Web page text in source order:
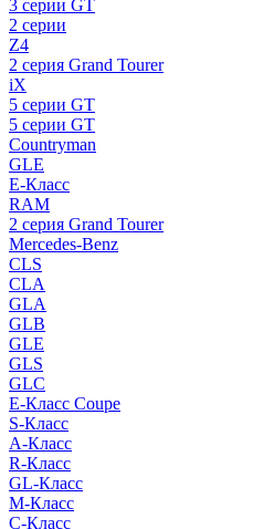
3 серии GT
2 серии
Z4
2 серия Grand Tourer
iX
5 серии GT
5 серии GT
Countryman
GLE
E-Класс
RAM
2 серия Grand Tourer
Mercedes-Benz
CLS
CLA
GLA
GLB
GLE
GLS
GLC
E-Класс Coupe
S-Класс
A-Класс
R-Класс
GL-Класс
M-Класс
C-Класс